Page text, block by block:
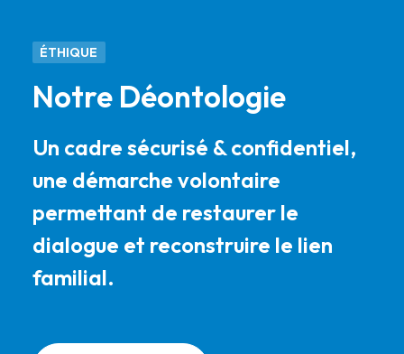
ÉTHIQUE
Notre Déontologie
Un cadre sécurisé & confidentiel,
une démarche volontaire
permettant de restaurer le
dialogue et reconstruire le lien
familial.